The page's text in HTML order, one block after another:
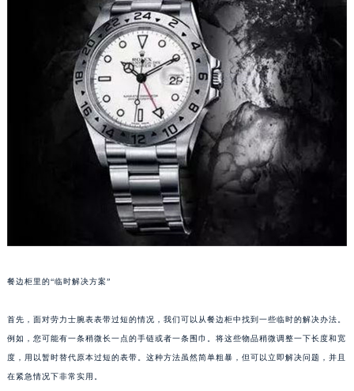
餐边柜里的“临时解决方案”
首先，面对劳力士腕表表带过短的情况，我们可以从餐边柜中找到一些临时的解决办法。
例如，您可能有一条稍微长一点的手链或者一条围巾。将这些物品稍微调整一下长度和宽
度，用以暂时替代原本过短的表带。这种方法虽然简单粗暴，但可以立即解决问题，并且
在紧急情况下非常实用。